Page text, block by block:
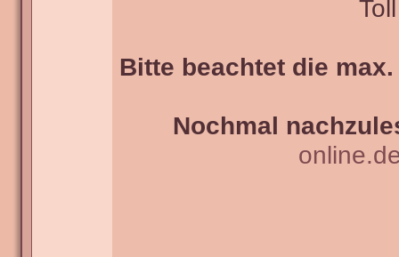
Bitte beachtet die
Nochmal